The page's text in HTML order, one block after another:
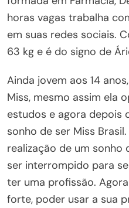
horas vagas trabalha
em suas redes sociais.
63 kg e é do signo de
Ainda jovem aos 14
Miss, mesmo assim ela
estudos e agora depois
sonho de ser Miss
realização de um sonho
ser interrompido para
ter uma profissão.
forte, poder usar a sua